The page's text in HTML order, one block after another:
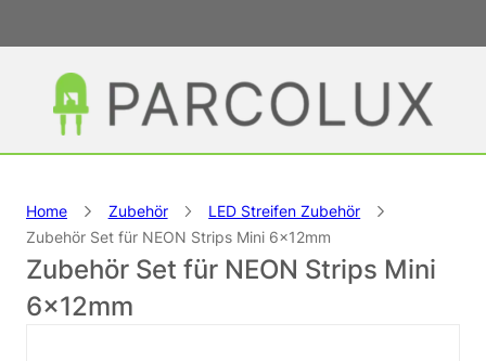
Home Zubehör
LED Streifen Zubehör
Zubehör Set für NEON Strips Mini 6x12mm
Zubehör Set für NEON Strips Mini
6x12mm